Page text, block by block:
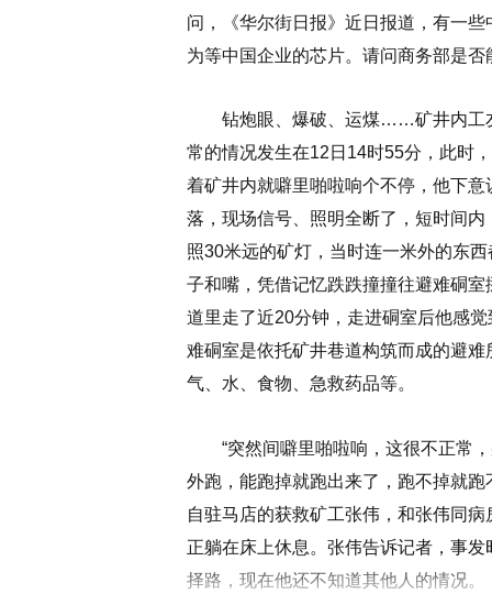
问，《华尔街日报》近日报道，有一
为等中国企业的芯片。请问商务部是
钻炮眼、爆破、运煤……矿井内工友
常的情况发生在12日14时55分，此时
着矿井内就噼里啪啦响个不停，他下意
落，现场信号、照明全断了，短时间
照30米远的矿灯，当时连一米外的东
子和嘴，凭借记忆跌跌撞撞往避难硐
道里走了近20分钟，走进硐室后他感
难硐室是依托矿井巷道构筑而成的避
气、水、食物、急救药品等。
“突然间噼里啪啦响，这很不正常，
外跑，能跑掉就跑出来了，跑不掉就
自驻马店的获救矿工张伟，和张伟同
正躺在床上休息。张伟告诉记者，事
择路，现在他还不知道其他人的情况。